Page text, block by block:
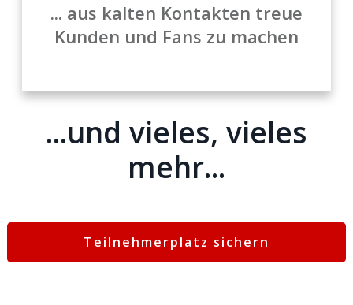
... aus kalten Kontakten treue
Kunden und Fans zu machen
...und vieles, vieles
mehr...
Teilnehmerplatz sichern